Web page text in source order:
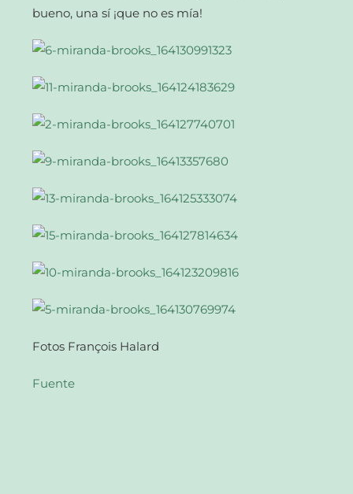
bueno, una sí ¡que no es mía!
Fotos François Halard
Fuente